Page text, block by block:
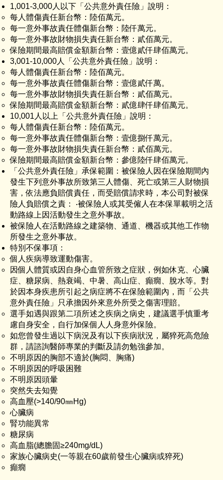
1,001-3,000人以下「公共意外責任險」說明：
每人體傷責任新台幣：陸佰萬元。
每一意外事故責任體傷新台幣：陸仟萬元。
每一意外事故財物損失責任新台幣：貳佰萬元。
保險期間最高賠償金額新台幣：壹億貳仟肆佰萬元。
3,001-10,000人「公共意外責任險」說明：
每人體傷責任新台幣：陸佰萬元。
每一意外事故責任體傷新台幣：壹億貳仟萬。
每一意外事故財物損失責任新台幣：貳佰萬元。
保險期間最高賠償金額新台幣：貳億肆仟肆佰萬元。
10,001人以上「公共意外責任險」說明：
每人體傷責任新台幣：陸佰萬元。
每一意外事故責任體傷新台幣：壹億捌仟萬元。
每一意外事故財物損失責任新台幣：貳佰萬元。
保險期間最高賠償金額新台幣：參億陸仟肆佰萬元。
「公共意外責任險」承保範圍：被保險人因在保險期間內
發生下列意外事故所致第三人體傷、死亡或第三人財物損
害，依法應負賠償責任，而受賠償請求時，本公司對被保
險人負賠償之責： ‧被保險人或其受僱人在本保單載明之活
動路線上因活動發生之意外事故。
被保險人在活動路線之建築物、通道、機器或其他工作物
所發生之意外事故。
特別不保事項：
個人疾病導致運動傷害。
因個人體質或因自身心血管所致之症狀，例如休克、心臟
症、糖尿病、熱衰竭、中暑、高山症、癲癇、脫水等。對
於因本身疾患所引起之病症將不在保險範圍內，而「公共
意外責任險」只承擔因外來意外所受之傷害理賠。
選手如遇與跟第二項所述之疾病之病史，建議選手慎重考
慮自身安全，自行加保個人人身意外保險。
如您曾發生過以下病況及有以下疾病狀況，屬猝死高危險
群，請諮詢醫師專業的判斷及請勿勉強參加。
不明原因的胸部不適於(胸悶、胸痛)
不明原因的呼吸困難
不明原因頭暈
突然失去知覺
高血壓(>140/90㎜Hg)
心臟病
腎功能異常
糖尿病
高血脂(總膽固≥240mg/dL)
家族心臟病史(一等親在60歲前發生心臟病或猝死)
癲癇